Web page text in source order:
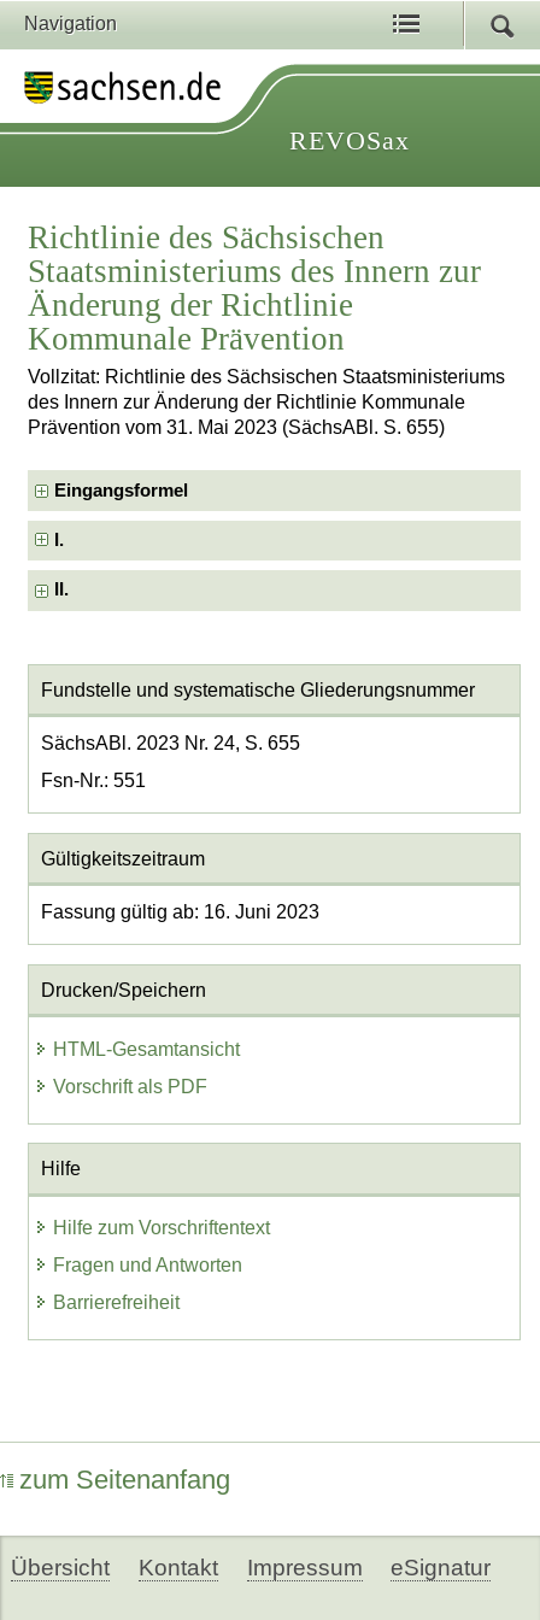
Navigation
REVOSax
Richtlinie des Sächsischen
Staatsministeriums des Innern zur
Änderung der Richtlinie
Kommunale Prävention
Vollzitat: Richtlinie des Sächsischen Staatsministeriums
des Innern zur Änderung der Richtlinie Kommunale
Prävention vom 31. Mai 2023 (SächsABl. S. 655)
Eingangsformel
I.
II.
Fundstelle und systematische Gliederungsnummer
SächsABl. 2023 Nr. 24, S. 655
Fsn-Nr.: 551
Gültigkeitszeitraum
Fassung gültig ab: 16. Juni 2023
Drucken/Speichern
HTML-Gesamtansicht
Vorschrift als PDF
Hilfe
Hilfe zum Vorschriftentext
Fragen und Antworten
Barrierefreiheit
zum Seitenanfang
Übersicht Kontakt Impressum eSignatur